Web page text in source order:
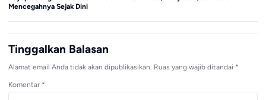
Mencegahnya Sejak Dini
Tinggalkan Balasan
Alamat email Anda tidak akan dipublikasikan. Ruas yang wajib ditandai *
Komentar *